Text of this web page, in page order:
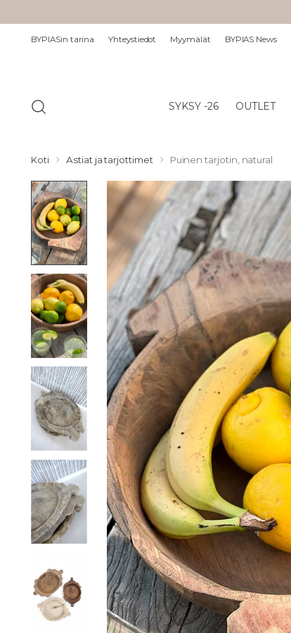
BYPIASin tarina Yhteystiedot Myymälät BYPIAS News
SYKSY -26 OUTLET
Koti Astiat ja tarjottimet Puinen tarjotin, natural